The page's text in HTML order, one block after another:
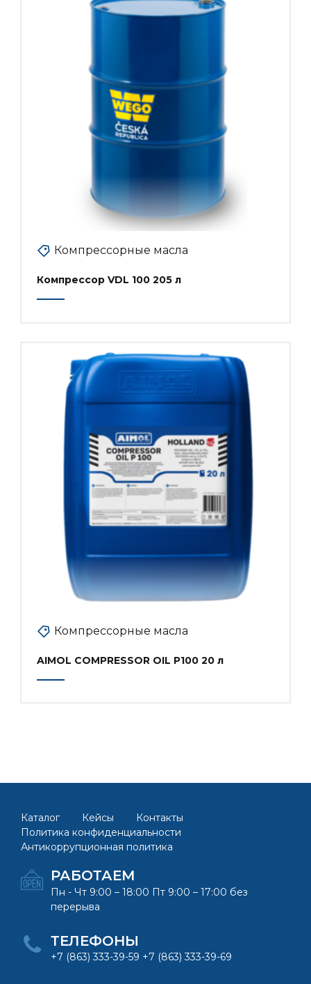
Компрессорные масла
Компрессор VDL 100 205 л
Компрессорные масла
AIMOL COMPRESSOR OIL P100 20 л
Каталог Кейсы
Контакты
Политика конфиденциальности
Антикоррупционная политика
РАБОТАЕМ
Пн - Чт 9:00 – 18:00 Пт 9:00 – 17:00 без
перерыва
ТЕЛЕФОНЫ
+7 (863) 333-39-59 +7 (863) 333-39-69